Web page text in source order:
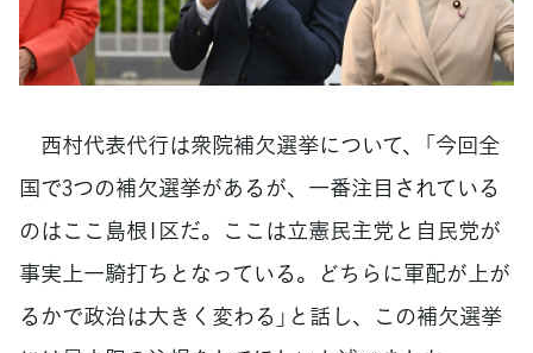
西村代表代行は衆院補欠選挙について、「今回全
国で3つの補欠選挙があるが、一番注目されている
のはここ島根1区だ。ここは立憲民主党と自民党が
事実上一騎打ちとなっている。どちらに軍配が上が
るかで政治は大きく変わる」と話し、この補欠選挙